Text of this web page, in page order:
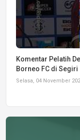
Komentar Pelatih
Borneo FC di Segiri
Selasa, 04 November